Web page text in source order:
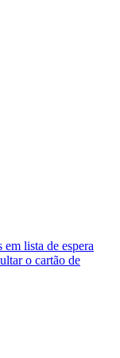
em lista de espera
o cartão de